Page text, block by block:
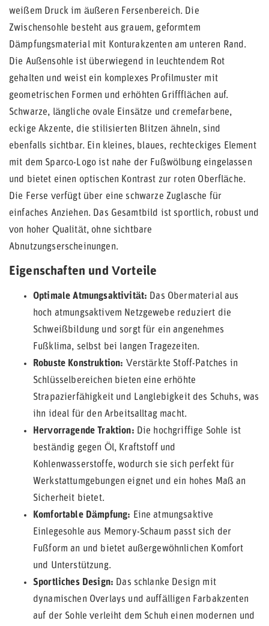
weißem Druck im äußeren Fersenbereich. Die
Zwischensohle besteht aus grauem, geformtem
Dämpfungsmaterial mit Konturakzenten am unteren Rand.
Die Außensohle ist überwiegend in leuchtendem Rot
gehalten und weist ein komplexes Profilmuster mit
geometrischen Formen und erhöhten Griffflächen auf.
Schwarze, längliche ovale Einsätze und cremefarbene,
eckige Akzente, die stilisierten Blitzen ähneln, sind
ebenfalls sichtbar. Ein kleines, blaues, rechteckiges Element
mit dem Sparco-Logo ist nahe der Fußwölbung eingelassen
und bietet einen optischen Kontrast zur roten Oberfläche.
Die Ferse verfügt über eine schwarze Zuglasche für
einfaches Anziehen. Das Gesamtbild ist sportlich, robust und
von hoher Qualität, ohne sichtbare
Abnutzungserscheinungen.
Eigenschaften und Vorteile
Optimale Atmungsaktivität: Das Obermaterial aus
hoch atmungsaktivem Netzgewebe reduziert die
Schweißbildung und sorgt für ein angenehmes
Fußklima, selbst bei langen Tragezeiten.
Robuste Konstruktion: Verstärkte Stoff-Patches in
Schlüsselbereichen bieten eine erhöhte
Strapazierfähigkeit und Langlebigkeit des Schuhs, was
ihn ideal für den Arbeitsalltag macht.
Hervorragende Traktion: Die hochgriffige Sohle ist
beständig gegen Öl, Kraftstoff und
Kohlenwasserstoffe, wodurch sie sich perfekt für
Werkstattumgebungen eignet und ein hohes Maß an
Sicherheit bietet.
Komfortable Dämpfung: Eine atmungsaktive
Einlegesohle aus Memory-Schaum passt sich der
Fußform an und bietet außergewöhnlichen Komfort
und Unterstützung.
Sportliches Design: Das schlanke Design mit
dynamischen Overlays und auffälligen Farbakzenten
auf der Sohle verleiht dem Schuh einen modernen und